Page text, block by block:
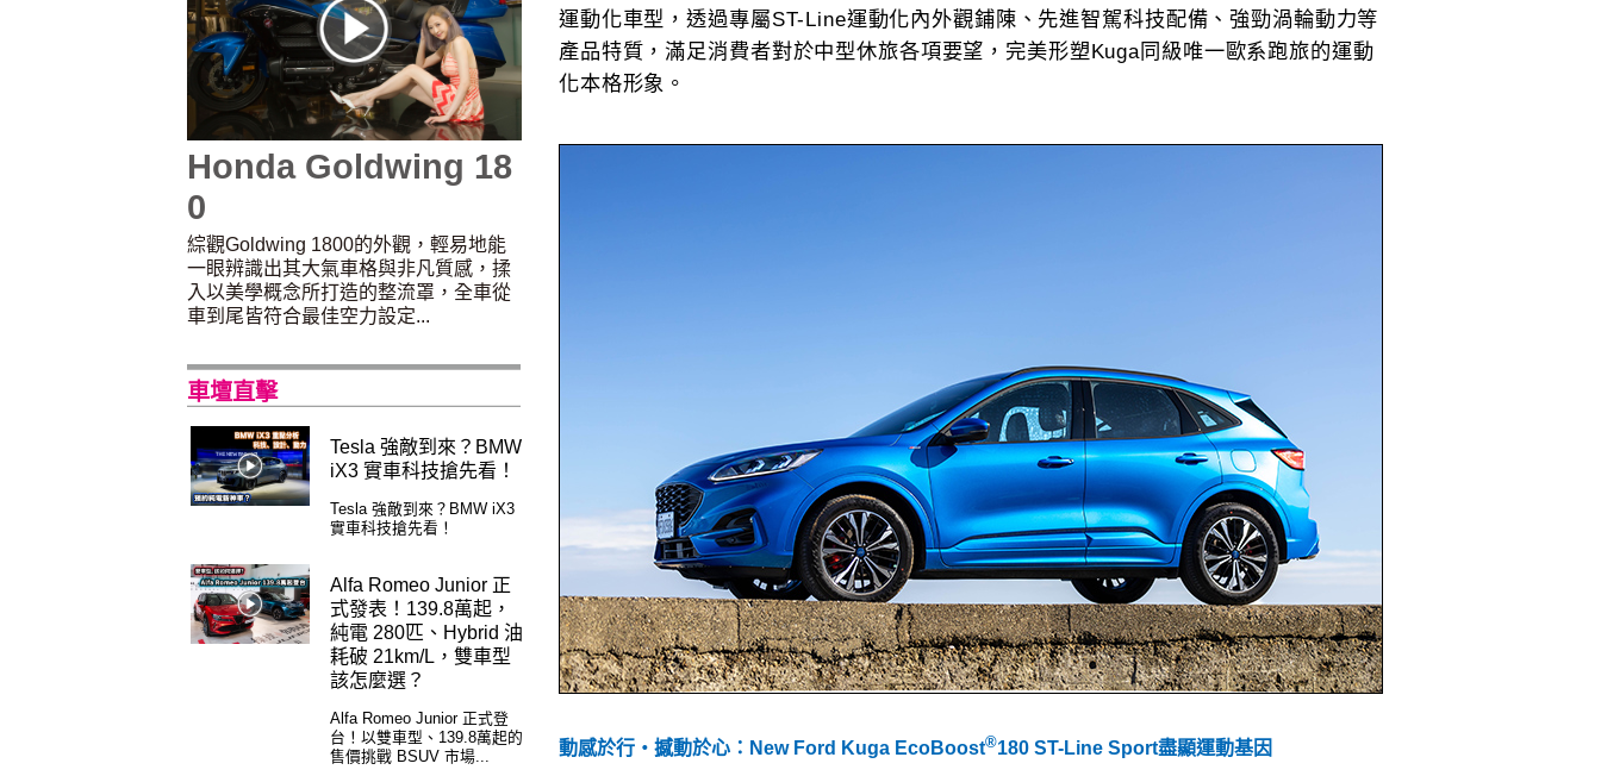
Honda Goldwing 18
0
綜觀Goldwing 1800的外觀，輕易地能
一眼辨識出其大氣車格與非凡質感，揉
入以美學概念所打造的整流罩，全車從
車到尾皆符合最佳空力設定...
車壇直擊
Tesla 強敵到來？BMW
iX3 實車科技搶先看！
Tesla 強敵到來？BMW iX3
實車科技搶先看！
Alfa Romeo Junior 正
式發表！139.8萬起，
純電 280匹、Hybrid 油
耗破 21km/L，雙車型
該怎麼選？
Alfa Romeo Junior 正式登
台！以雙車型、139.8萬起的
售價挑戰 BSUV 市場...
運動化車型，透過專屬ST-Line運動化內外觀鋪陳、先進智駕科技配備、強勁渦輪動力等
產品特質，滿足消費者對於中型休旅各項要望，完美形塑Kuga同級唯一歐系跑旅的運動
化本格形象。
動感於行‧撼動於心：New Ford Kuga EcoBoost®180 ST-Line Sport盡顯運動基因